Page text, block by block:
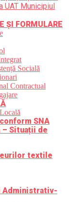
UAT Municipiul
ȘI FORMULARE
Socială
Contractual
SNA
Situații de
textile
Administrativ-